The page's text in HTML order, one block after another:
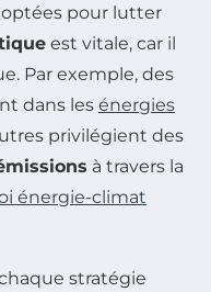
pour lutter
est vitale, car il
Par exemple, des
dans les énergies
privilégient des
à travers la
énergie-climat
stratégie